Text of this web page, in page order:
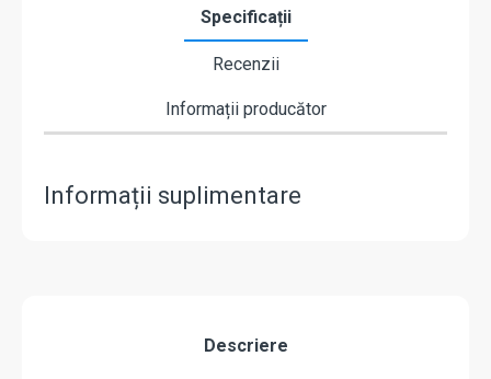
Specificații
Recenzii
Informații producător
Informații suplimentare
Descriere